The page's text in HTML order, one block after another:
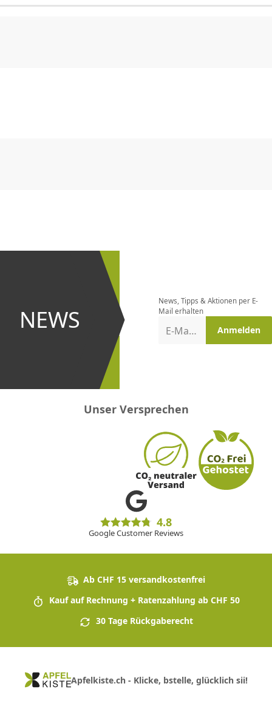
NEWS
und bei
Aktionen
News, Tipps & Aktionen per E-
Mail erhalten
E-Mail-Adresse Anmelden
Unser Versprechen
4.8
Google Customer Reviews
Ab CHF 15 versandkostenfrei
Kauf auf Rechnung + Ratenzahlung ab CHF 50
30 Tage Rückgaberecht
Apfelkiste.ch - Klicke, bstelle, glücklich sii!